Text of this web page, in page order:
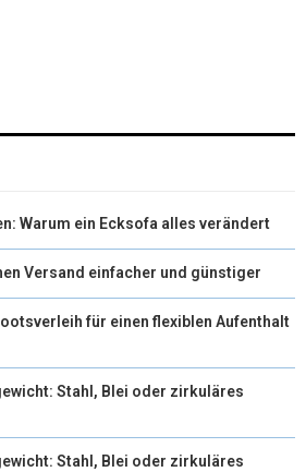
Warum ein Ecksofa alles verändert
Versand einfacher und günstiger
für einen flexiblen Aufenthalt
Stahl, Blei oder zirkuläres
Stahl, Blei oder zirkuläres